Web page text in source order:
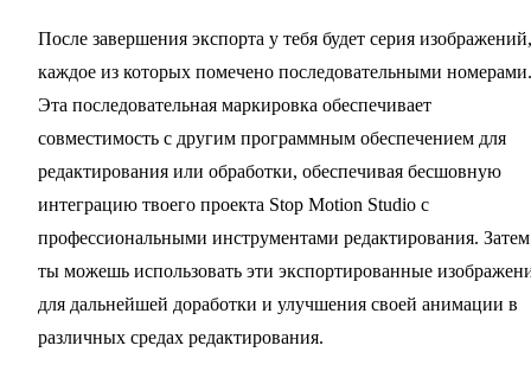
После завершения экспорта у тебя будет серия изображений,
каждое из которых помечено последовательными номерами.
Эта последовательная маркировка обеспечивает
совместимость с другим программным обеспечением для
редактирования или обработки, обеспечивая бесшовную
интеграцию твоего проекта Stop Motion Studio с
профессиональными инструментами редактирования. Затем
ты можешь использовать эти экспортированные
для дальнейшей доработки и улучшения своей анимации в
различных средах редактирования.